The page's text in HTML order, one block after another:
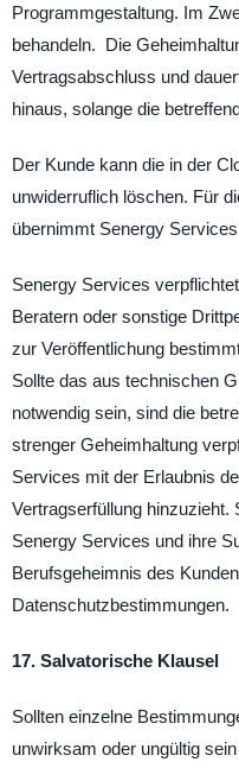
Programmgestaltung. Im
behandeln. Die
Vertragsabschluss und
hinaus, solange die
Der Kunde kann die in der
unwiderruflich löschen. Für
übernimmt Senergy
Senergy Services
Beratern oder sonstige
zur Veröffentlichung
Sollte das aus technischen
notwendig sein, sind die
strenger Geheimhaltung
Services mit der Erlaubnis
Vertragserfüllung hinzuzieht.
Senergy Services und ihre
Berufsgeheimnis des
Datenschutzbestimmungen.
17. Salvatorische Klausel
Sollten einzelne
unwirksam oder ungültig